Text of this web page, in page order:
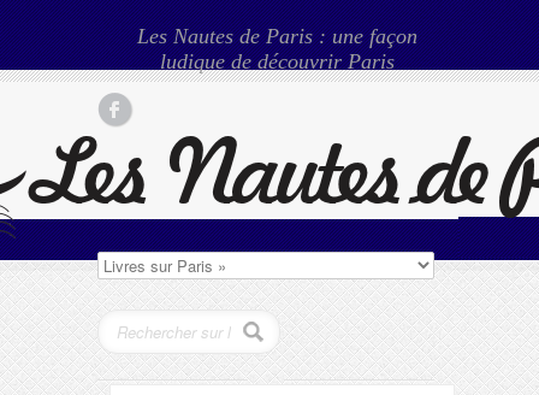
Les Nautes de Paris : une façon
ludique de découvrir Paris